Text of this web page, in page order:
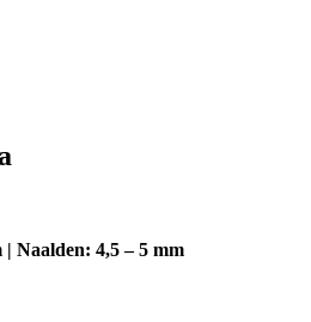
| Naalden: 4,5 – 5 mm